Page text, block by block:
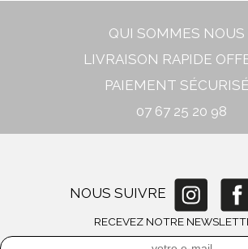
QUI SOMMES NOUS
LIVRAISON RAPIDE
PAIEMENT
07 67 25 20 98
NOUS SUIVRE
RECEVEZ NOTRE